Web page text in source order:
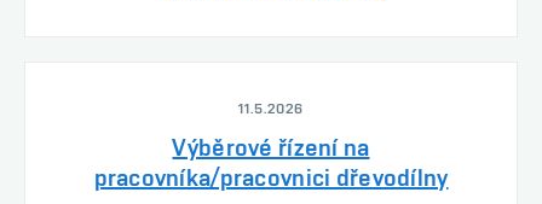
11.5.2026
Výběrové řízení na
pracovníka/pracovnici dřevodílny